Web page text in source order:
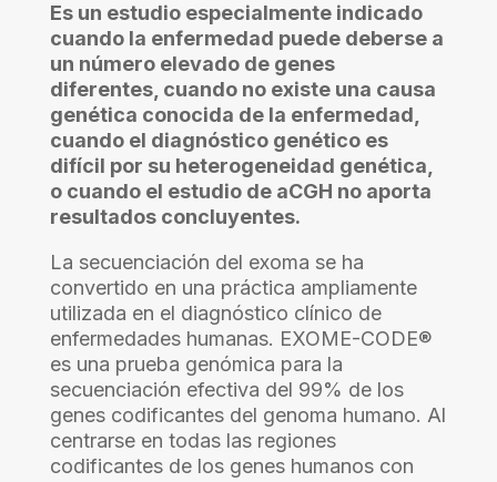
Es un estudio especialmente indicado
cuando la enfermedad puede deberse a
un número elevado de genes
diferentes, cuando no existe una causa
genética conocida de la enfermedad,
cuando el diagnóstico genético es
difícil por su heterogeneidad genética,
o cuando el estudio de aCGH no aporta
resultados concluyentes.
La secuenciación del exoma se ha
convertido en una práctica ampliamente
utilizada en el diagnóstico clínico de
enfermedades humanas. EXOME-CODE®
es una prueba genómica para la
secuenciación efectiva del 99% de los
genes codificantes del genoma humano. Al
centrarse en todas las regiones
codificantes de los genes humanos con